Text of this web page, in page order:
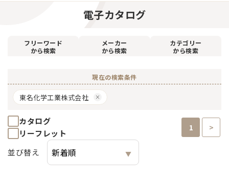
電子カタログ
フリーワード
から検索
メーカー
から検索
カテゴリー
から検索
現在の検索条件
東名化学工業株式会社
カタログ
リーフレット
1 >
並び替え